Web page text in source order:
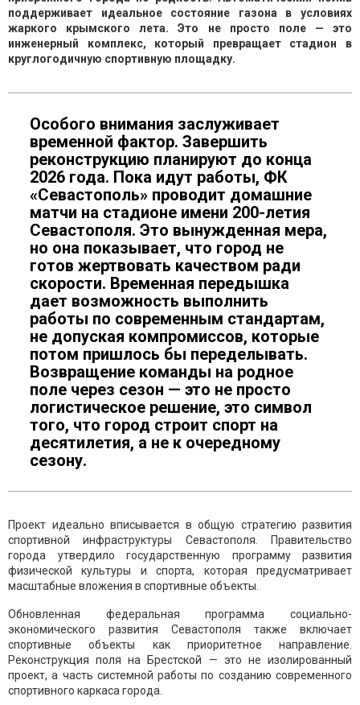
поддерживает идеальное состояние газона в условиях
жаркого крымского лета. Это не просто поле — это
инженерный комплекс, который превращает стадион в
круглогодичную спортивную площадку.
Особого внимания заслуживает
временной фактор. Завершить
реконструкцию планируют до конца
2026 года. Пока идут работы, ФК
«Севастополь» проводит домашние
матчи на стадионе имени 200-летия
Севастополя. Это вынужденная мера,
но она показывает, что город не
готов жертвовать качеством ради
скорости. Временная передышка
дает возможность выполнить
работы по современным стандартам,
не допуская компромиссов, которые
потом пришлось бы переделывать.
Возвращение команды на родное
поле через сезон — это не просто
логистическое решение, это символ
того, что город строит спорт на
десятилетия, а не к очередному
сезону.
Проект идеально вписывается в общую стратегию развития
спортивной инфраструктуры Севастополя. Правительство
города утвердило государственную программу развития
физической культуры и спорта, которая предусматривает
масштабные вложения в спортивные объекты.
Обновленная федеральная программа социально-
экономического развития Севастополя также включает
спортивные объекты как приоритетное направление.
Реконструкция поля на Брестской — это не изолированный
проект, а часть системной работы по созданию современного
спортивного каркаса города.